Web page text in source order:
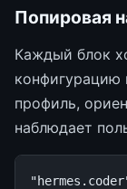
Попировая
Каждый блок
конфигурацию
профиль,
наблюдает